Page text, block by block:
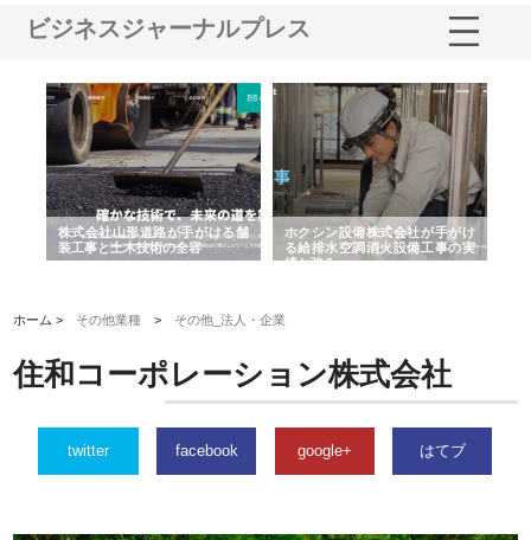
ビジネスジャーナルプレス
株式会社山形道路が手がける舗
装工事と土木技術の全容
ホクシン設備株式会社が手がけ
る給排水空調消火設備工事の実
績と強み
ホーム > その他業種 > その他_法人・企業
住和コーポレーション株式会社
twitter facebook google+ はてブ